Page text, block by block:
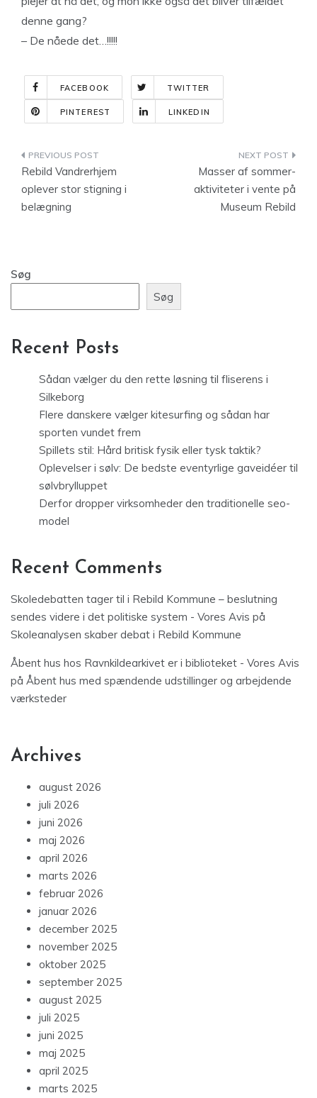
denne gang?
– De nåede det…!!!!!
FACEBOOK TWITTER
PINTEREST LINKEDIN
Indlægsnavigation
Rebild Vandrerhjem
oplever stor stigning i
belægning
Masser af sommer-
aktiviteter i vente på
Museum Rebild
Søg
Søg
Recent Posts
Sådan vælger du den rette løsning til fliserens i
Silkeborg
Flere danskere vælger kitesurfing og sådan har
sporten vundet frem
Spillets stil: Hård britisk fysik eller tysk taktik?
Oplevelser i sølv: De bedste eventyrlige gaveidéer til
sølvbrylluppet
Derfor dropper virksomheder den traditionelle seo-
model
Recent Comments
Skoledebatten tager til i Rebild Kommune – beslutning
sendes videre i det politiske system - Vores Avis på
Skoleanalysen skaber debat i Rebild Kommune
Åbent hus hos Ravnkildearkivet er i biblioteket - Vores Avis
på Åbent hus med spændende udstillinger og arbejdende
værksteder
Archives
august 2026
juli 2026
juni 2026
maj 2026
april 2026
marts 2026
februar 2026
januar 2026
december 2025
november 2025
oktober 2025
september 2025
august 2025
juli 2025
juni 2025
maj 2025
april 2025
marts 2025